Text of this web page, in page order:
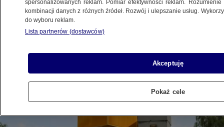
Udostępnij
spersonalizowanych reklam. Pomiar efektywności reklam.
kombinacji danych z różnych źródeł. Rozwój i ulepszanie usług.
do wyboru reklam.
Lista partnerów (dostawców)
Akceptuję
Pokaż cele